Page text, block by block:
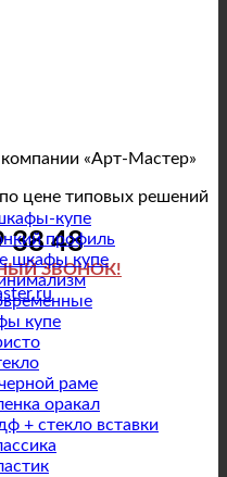
«Арт-Мастер»
цене типовых решений
38 48
ЗВОНОК!
купе
профиль
шкафы купе
купе
раме
оракал
+ стекло вставки